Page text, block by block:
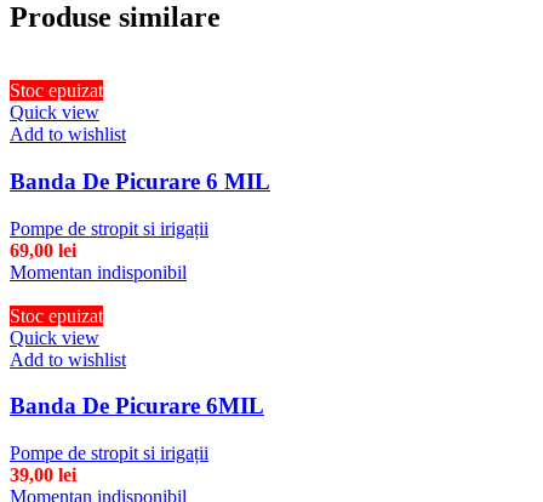
Produse similare
Stoc epuizat
Quick view
Add to wishlist
Banda De Picurare 6 MIL
Pompe de stropit si irigații
69,00 lei
Momentan indisponibil
Stoc epuizat
Quick view
Add to wishlist
Banda De Picurare 6MIL
Pompe de stropit si irigații
39,00 lei
Momentan indisponibil